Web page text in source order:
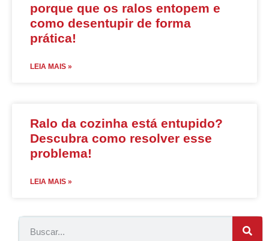
porque que os ralos entopem e
como desentupir de forma
prática!
LEIA MAIS »
Ralo da cozinha está entupido?
Descubra como resolver esse
problema!
LEIA MAIS »